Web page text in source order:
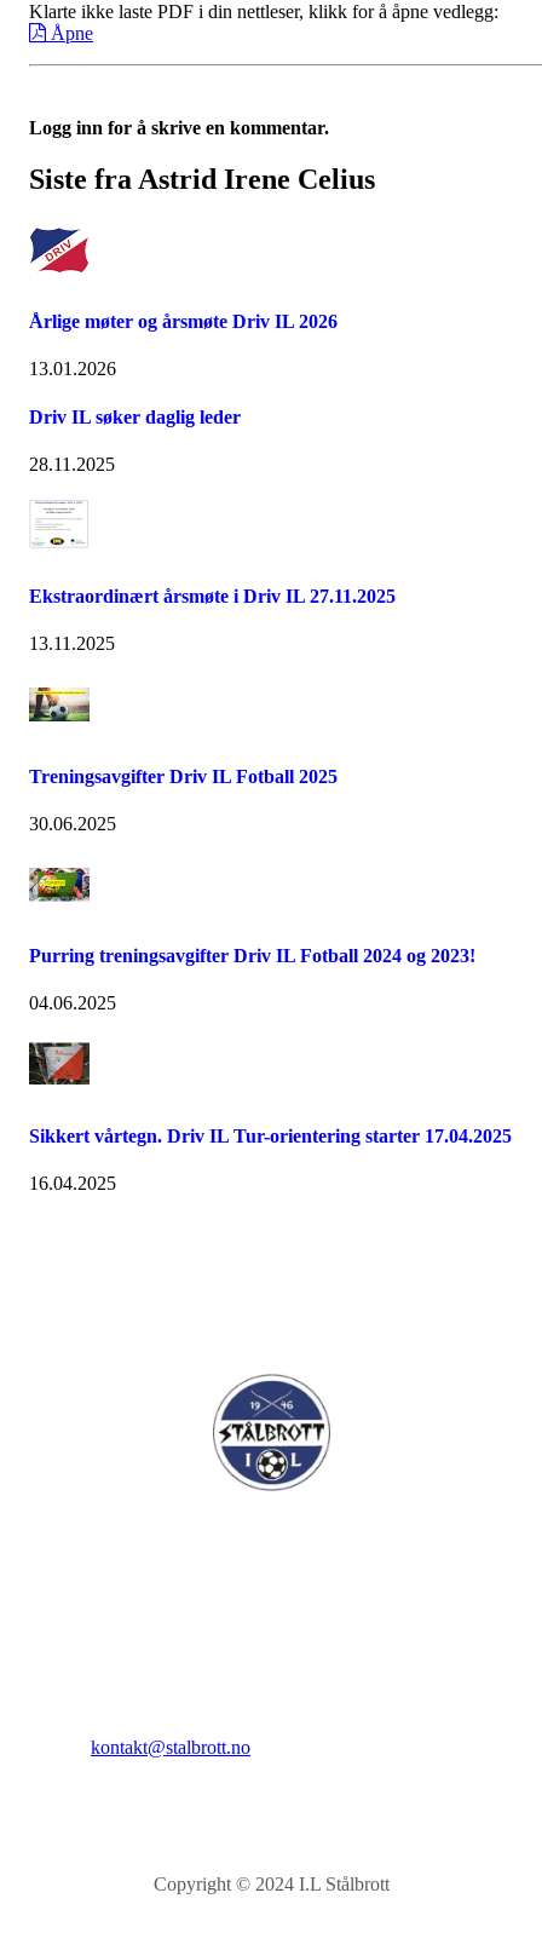
Klarte ikke laste PDF i din nettleser, klikk for å åpne vedlegg:
Åpne
Logg inn for å skrive en kommentar.
Siste fra Astrid Irene Celius
Årlige møter og årsmøte Driv IL 2026
13.01.2026
Driv IL søker daglig leder
28.11.2025
Ekstraordinært årsmøte i Driv IL 27.11.2025
13.11.2025
Treningsavgifter Driv IL Fotball 2025
30.06.2025
Purring treningsavgifter Driv IL Fotball 2024 og 2023!
04.06.2025
Sikkert vårtegn. Driv IL Tur-orientering starter 17.04.2025
16.04.2025
kontakt@stalbrott.no
Copyright © 2024 I.L Stålbrott